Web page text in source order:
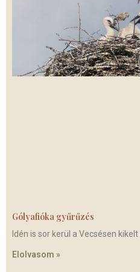
Gólyafióka gyűrűzés
Idén is sor kerül a Vecsésen
Elolvasom »